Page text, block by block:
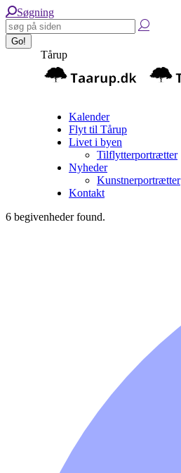
Skip
to
content
Search:
Søgning
Tårup
Kalender
Flyt til Tårup
Livet i byen
Tilflytterportrætter
Nyheder
Kunstnerportrætter
Kontakt
6 begivenheder found.